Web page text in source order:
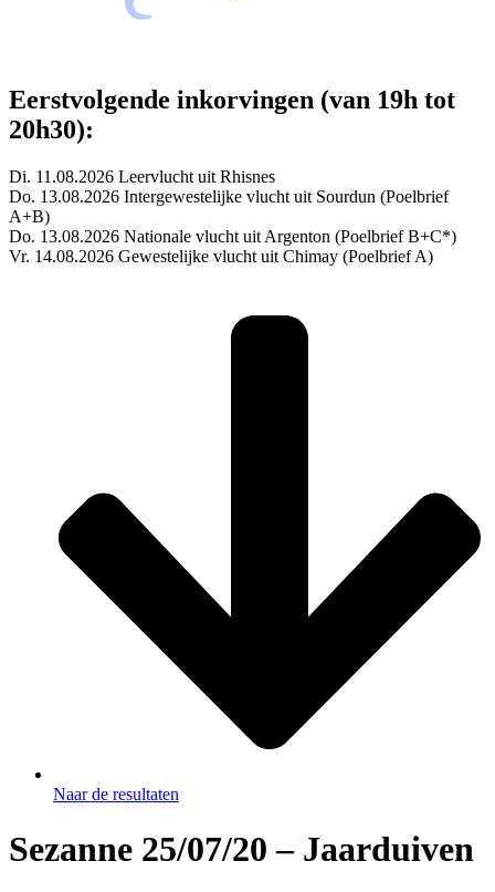
Eerstvolgende inkorvingen (van 19h tot
20h30):
Di. 11.08.2026 Leervlucht uit Rhisnes
Do. 13.08.2026 Intergewestelijke vlucht uit Sourdun (Poelbrief
A+B)
Do. 13.08.2026 Nationale vlucht uit Argenton (Poelbrief B+C*)
Vr. 14.08.2026 Gewestelijke vlucht uit Chimay (Poelbrief A)
Naar de resultaten
Sezanne 25/07/20 – Jaarduiven